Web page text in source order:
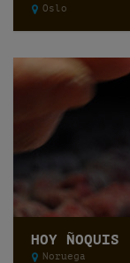
Oslo
HOY ÑOQUIS
Noruega